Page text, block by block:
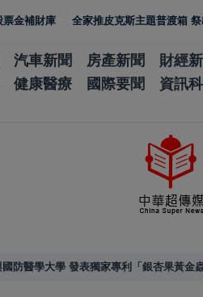
推皮克斯主題普渡箱 祭出台積電股票金
汽車新聞 房產新聞 財經
健康醫療 國際要聞 資訊
防醫學大學 發表獨家專利「銀杏果黃